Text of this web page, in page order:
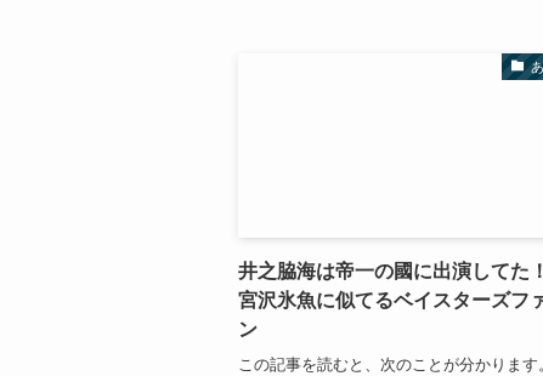
井之脇海は帝一の國に出演してた！
宮沢氷魚に似てるベイスターズフ
ン
この記事を読むと、次のことが分かります